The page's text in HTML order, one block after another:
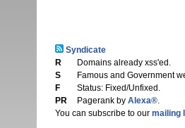
Syndicate
R
Domains already xss'ed.
S
Famous and Government
F
Status: Fixed/Unfixed.
PR
Pagerank by Alexa®.
You can subscribe to our mailing